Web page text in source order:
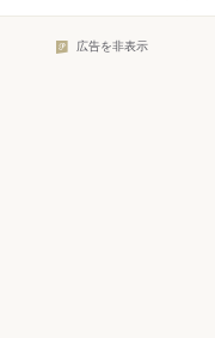
広告を非表示